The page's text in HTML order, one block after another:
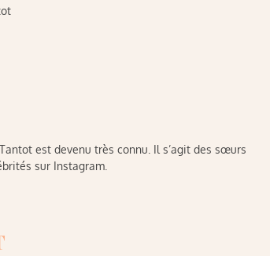
est devenu très connu. Il s’agit des sœurs
sur Instagram.